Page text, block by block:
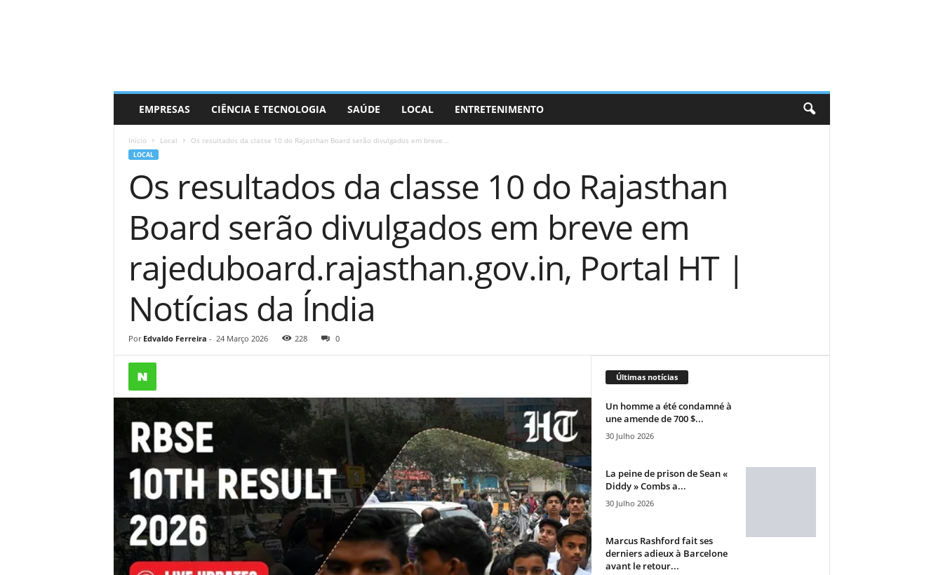
EMPRESAS CIÊNCIA E TECNOLOGIA SAÚDE LOCAL ENTRETENIMENTO
Início Local Os resultados da classe 10 do Rajasthan Board serão divulgados em breve...
LOCAL
Os resultados da classe 10 do Rajasthan
Board serão divulgados em breve em
rajeduboard.rajasthan.gov.in, Portal HT |
Notícias da Índia
Por Edvaldo Ferreira - 24 Março 2026 228 0
Últimas notícias
Un homme a été condamné à
une amende de 700 $...
30 Julho 2026
La peine de prison de Sean «
Diddy » Combs a...
30 Julho 2026
Marcus Rashford fait ses
derniers adieux à Barcelone
avant le retour...